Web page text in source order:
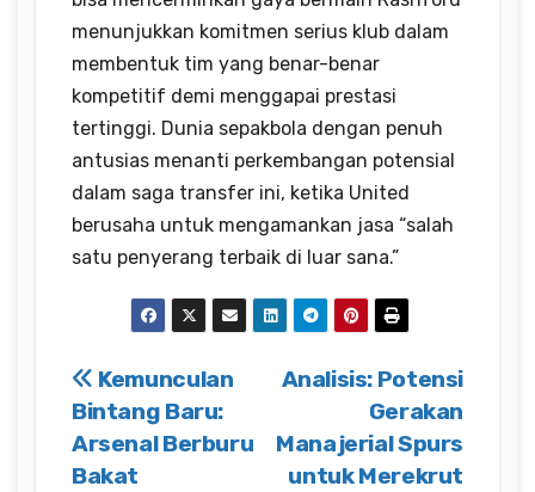
menunjukkan komitmen serius klub dalam
membentuk tim yang benar-benar
kompetitif demi menggapai prestasi
tertinggi. Dunia sepakbola dengan penuh
antusias menanti perkembangan potensial
dalam saga transfer ini, ketika United
berusaha untuk mengamankan jasa “salah
satu penyerang terbaik di luar sana.”
Post
navigation
Analisis: Potensi
Gerakan
Manajerial Spurs
untuk Merekrut
Kemunculan
Bintang Baru:
Arsenal Berburu
Bakat